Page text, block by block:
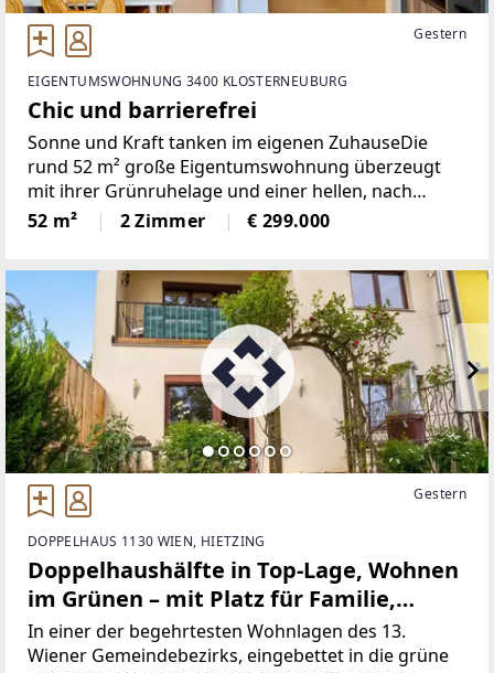
Gestern
EIGENTUMSWOHNUNG 3400 KLOSTERNEUBURG
Chic und barrierefrei
Sonne und Kraft tanken im eigenen ZuhauseDie
rund 52 m² große Eigentumswohnung überzeugt
mit ihrer Grünruhelage und einer hellen, nach
Südwesten ausgerichteten Loggia. Großzügige
Fensterflächen sorgen für ein lichtdurchflutetes
52 m² 2 Zimmer € 299.000
Gestern
DOPPELHAUS 1130 WIEN, HIETZING
Doppelhaushälfte in Top-Lage, Wohnen
im Grünen – mit Platz für Familie,
Generationen und neue Lebensideen
In einer der begehrtesten Wohnlagen des 13.
Wiener Gemeindebezirks, eingebettet in die grüne